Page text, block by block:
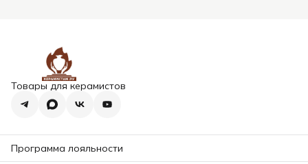
Товары для керамистов
Программа лояльности